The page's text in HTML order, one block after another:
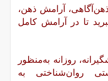
ذهن‌آگاهی، آرامش ذهن،
تا در آرامش کامل
روزانه به‌منظور
روان‌شناختی به